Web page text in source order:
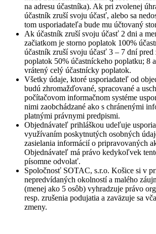
na adresu účastníka). Ak pri zvolenej
účastník zruší svoju účasť, alebo sa
tom usporiadateľa bude mu účtovaný
Ak účastník zruší svoju účasť 2 dni a
začiatkom je storno poplatok 100%
účastník zruší svoju účasť 3 – 7 dní pred
poplatok 50% účastníckeho poplatku; 8
vrátený celý účastnícky poplatok.
Všetky údaje, ktoré usporiadateľ od
budú zhromažďované, spracované a
počítačovom informačnom systéme
nimi zaobchádzané ako s chránenými
platnými právnymi predpismi.
Objednávateľ prihláškou udeľuje
využívaním poskytnutých osobných
zasielania informácií o pripravovaných
Objednávateľ má právo kedykoľvek
písomne odvolať.
Spoločnosť SOTAC, s.r.o. Košice si v
nepredvídaných okolností a malého
(menej ako 5 osôb) vyhradzuje právo
resp. zrušenia podujatia a zaväzuje sa
zmeny.